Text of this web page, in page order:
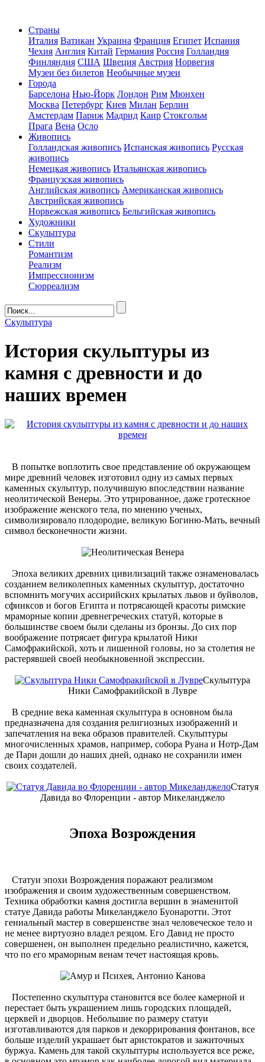
Страны
Италия Ватикан Украина Франция Египет Испания
Чехия Англия Китай Германия Россия Голландия
Финляндия США Швеция Австрия Норвегия
Музеи без билетов Необычные музеи
Города
Барселона Нью-Йорк Лондон Рим Мюнхен
Москва Петербург Киев Милан Берлин
Амстердам Париж Мадрид Каир Стокгольм
Прага Вена Осло
Живопись
Голландская живопись Испанская живопись Русская
живопись
Немецкая живопись Итальянская живопись
Французская живопись
Английская живопись Американская живопись
Австрийская живопись
Норвежская живопись Бельгийская живопись
Художники
Скульптура
Стили
Романтизм
Реализм
Импрессионизм
Сюрреализм
Скульптура
История скульптуры из
камня с древности и до
наших времен
В попытке воплотить свое представление об окружающем
мире древний человек изготовил одну из самых первых
каменных скульптур, получившую впоследствии название
неолитической Венеры. Это утрированное, даже гротескное
изображение женского тела, по мнению ученых,
символизировало плодородие, великую Богиню-Мать, вечный
символ бесконечности жизни.
Эпоха великих древних цивилизаций также ознаменовалась
созданием великолепных каменных скульптур, достаточно
вспомнить могучих ассирийских крылатых львов и буйволов,
сфинксов и богов Египта и потрясающей красоты римские
мраморные копии древнегреческих статуй, которые в
большинстве своем были сделаны из бронзы. До сих пор
воображение потрясает фигура крылатой Ники
Самофракийской, хоть и лишенной головы, но за столетия не
растерявшей своей необыкновенной экспрессии.
Скульптура
Ники Самофракийской в Лувре
В средние века каменная скульптура в основном была
предназначена для создания религиозных изображений и
запечатления на века образов правителей. Скульптуры
многочисленных храмов, например, собора Руана и Нотр-Дам
де Пари дошли до наших дней, однако не сохранили имен
своих создателей.
Статуя
Давида во Флоренции - автор Микеланджело
Эпоха Возрождения
Статуи эпохи Возрождения поражают реализмом
изображения и своим художественным совершенством.
Техника обработки камня достигла вершин в знаменитой
статуе Давида работы Микеланджело Буонаротти. Этот
гениальный мастер в совершенстве знал человеческое тело и
не менее виртуозно владел резцом. Его Давид не просто
совершенен, он выполнен предельно реалистично, кажется,
что по его мраморным венам течет настоящая кровь.
Постепенно скульптура становится все более камерной и
перестает быть украшением лишь городских площадей,
церквей и дворцов. Небольшие по размеру статуи
изготавливаются для парков и декоррирования фонтанов, все
больше изделий украшает быт аристократов и зажиточных
буржуа. Камень для такой скульптуры используется все реже,